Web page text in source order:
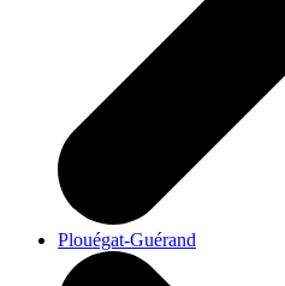
Plouégat-Guérand